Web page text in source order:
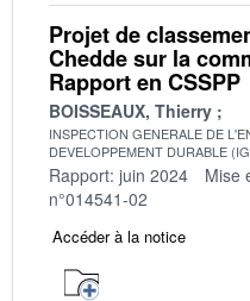
Projet de
Chedde sur la
Rapport en CSSPP
BOISSEAUX, Thierry
INSPECTION GENERALE DE
DEVELOPPEMENT DURABLE
Rapport: juin 2024 Mise
n°014541-02
Accéder à la notice